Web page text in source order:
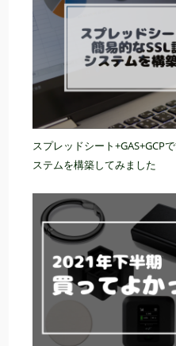
スプレッドシート+GAS+GCP
ステムを構築してみました